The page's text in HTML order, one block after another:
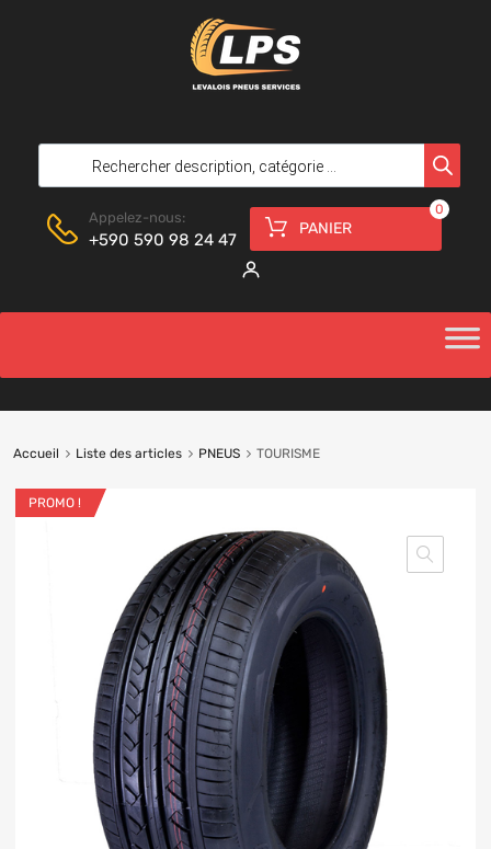
Appelez-nous:
+590 590 98 24 47
PANIER
0
Accueil Liste des articles PNEUS TOURISME
PROMO !